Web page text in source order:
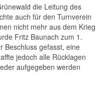
die Leitung des
auch für den Turnverein
nicht mehr aus dem Krieg
Fritz Baunach zum 1.
Beschluss gefasst, eine
jedoch alle Rücklagen
aufgegeben werden